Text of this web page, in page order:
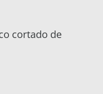
cortado de